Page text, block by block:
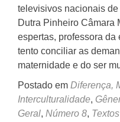
televisivos nacionais
Dutra Pinheiro Câmara
espertas, professora
tento conciliar as
maternidade e do ser
Postado em Diferença,
Interculturalidade,
Geral, Número 8,